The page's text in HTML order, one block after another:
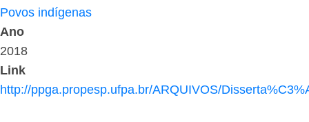
Povos indígenas
Ano
2018
Link
http://ppga.propesp.ufpa.br/ARQUIVOS/